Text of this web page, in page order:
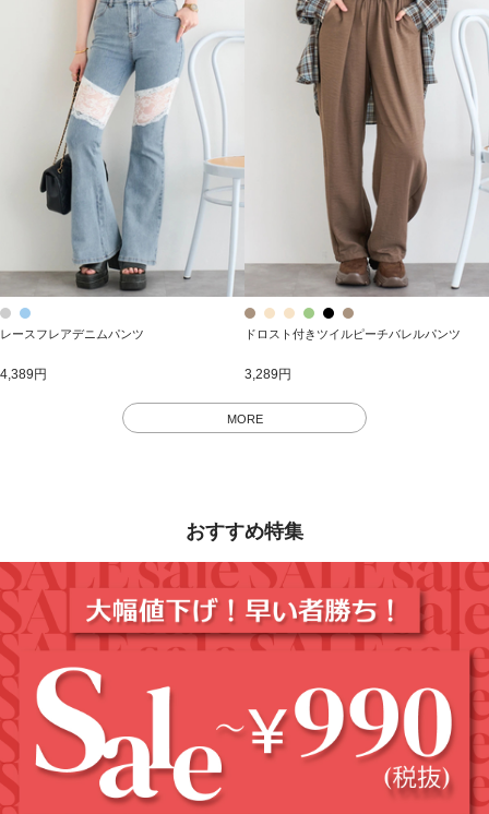
レースフレアデニムパンツ
4,389円
ドロスト付きツイルピーチバレルパンツ
3,289円
MORE
おすすめ特集